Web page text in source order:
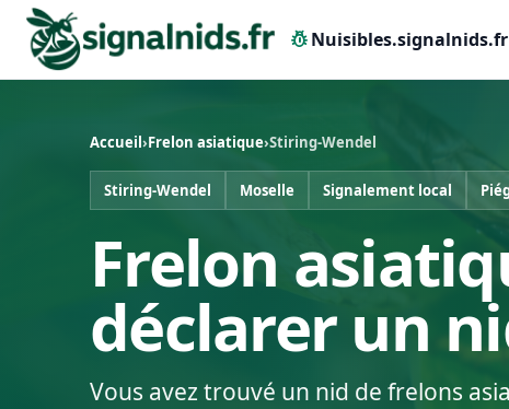
pest_controlNuisibles.signalnids.fr
Accueil›Frelon asiatique›Stiring-Wendel
Stiring-Wendel Moselle Signalement local
Frelon
déclarer un
Vous avez trouvé un nid de frelons